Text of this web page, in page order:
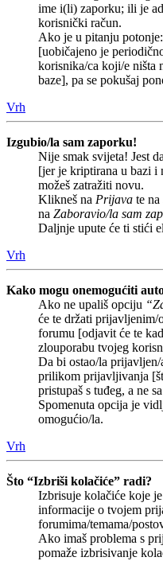
ime i(li) zaporku; ili je
korisnički račun.
Ako je u pitanju
[uobičajeno je
korisnika/ca koji/e ništa
baze], pa se pokušaj
Vrh
Izgubio/la sam zaporku!
Nije smak svijeta! Jest
[jer je kriptirana u bazi i
možeš zatražiti novu.
Klikneš na Prijava te
na Zaboravio/la sam
Daljnje upute će ti stići
Vrh
Kako mogu onemogućiti
Ako ne upališ opciju
će te držati prijavljenim/
forumu [odjavit će te
zlouporabu tvojeg
Da bi ostao/la
prilikom prijavljivanja
pristupaš s tuđeg, a ne
Spomenuta opcija je
omogućio/la.
Vrh
Što “Izbriši kolačiće” radi?
Izbrisuje kolačiće koje
informacije o tvojem
forumima/temama/
Ako imaš problema s
pomaže izbrisivanje